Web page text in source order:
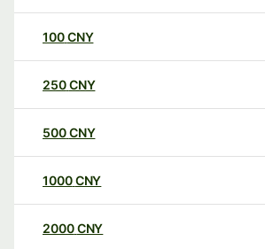
100CNY
250CNY
500CNY
1000CNY
2000CNY